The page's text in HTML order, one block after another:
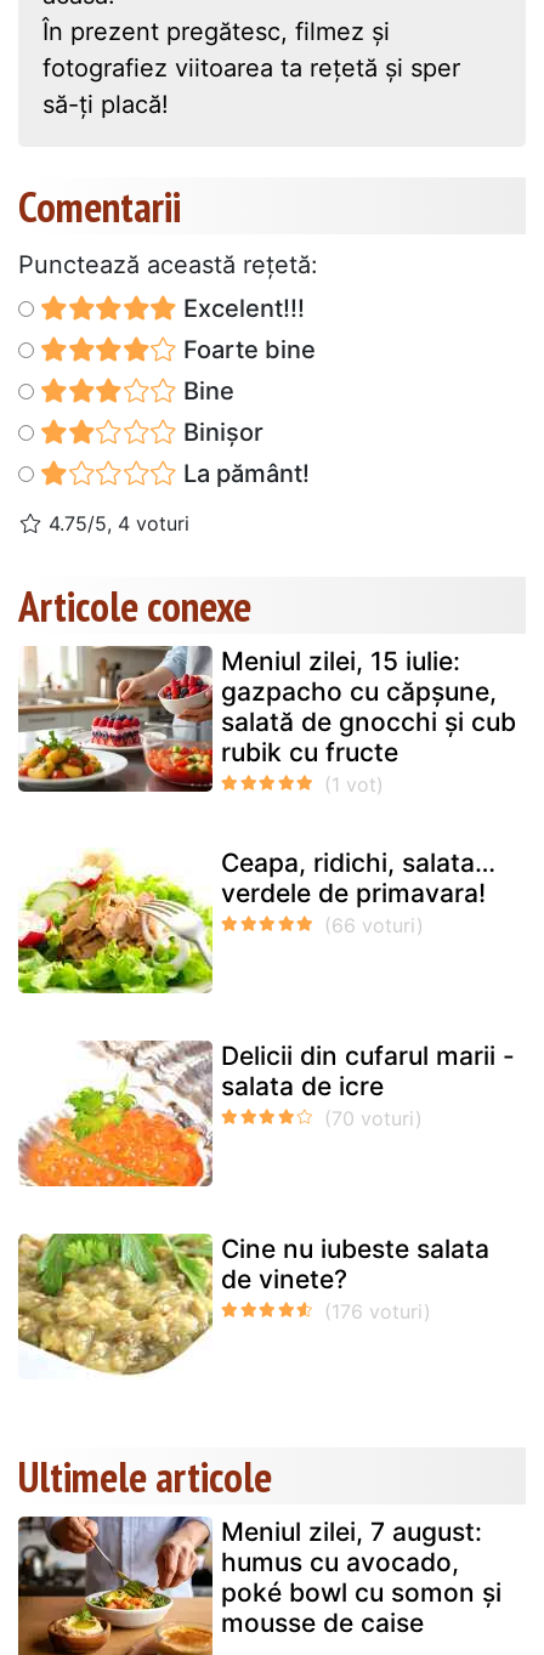
În prezent pregătesc, filmez și
fotografiez viitoarea ta rețetă și sper
să-ți placă!
Comentarii
Punctează această reţetă:
Excelent!!!
Foarte bine
Bine
Binișor
La pământ!
4.75/5, 4 voturi
Articole conexe
Meniul zilei, 15 iulie:
gazpacho cu căpșune,
salată de gnocchi și cub
rubik cu fructe
Ceapa, ridichi, salata…
verdele de primavara!
Delicii din cufarul marii -
salata de icre
Cine nu iubeste salata
de vinete?
Ultimele articole
Meniul zilei, 7 august:
humus cu avocado,
poké bowl cu somon și
mousse de caise